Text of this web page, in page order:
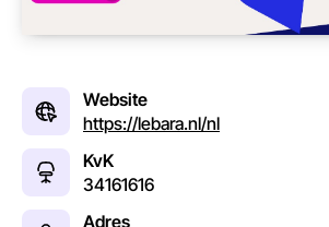
Website
https://lebara.nl/nl
KvK
34161616
Adres